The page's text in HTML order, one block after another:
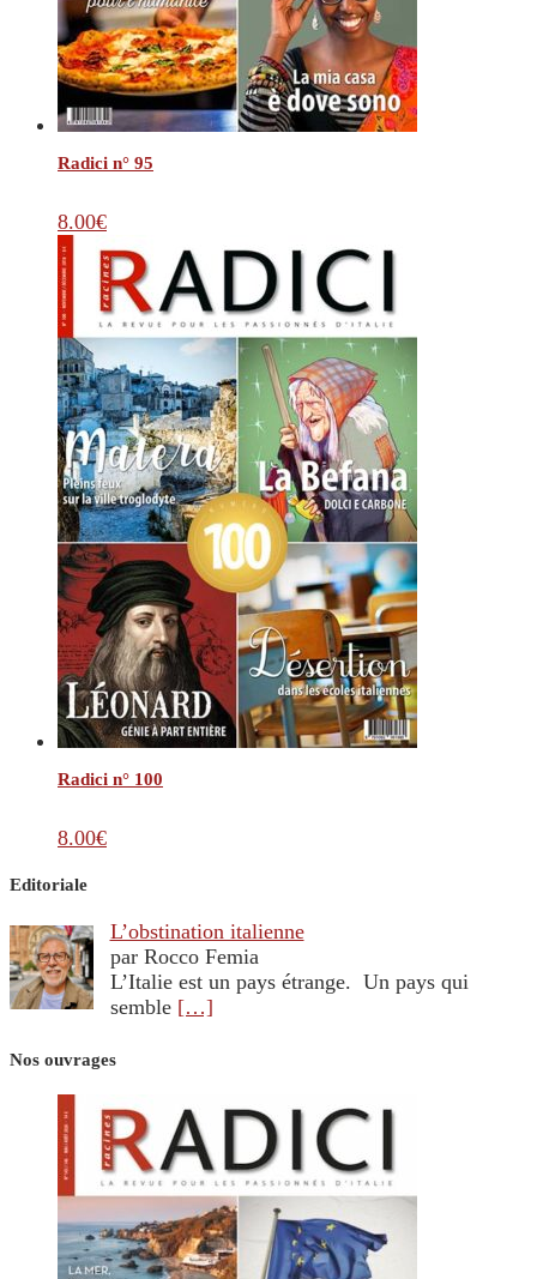
Radici n° 95
8.00€
Radici n° 100
8.00€
Editoriale
L’obstination italienne
par Rocco Femia
L’Italie est un pays étrange. Un pays qui
semble […]
Nos ouvrages